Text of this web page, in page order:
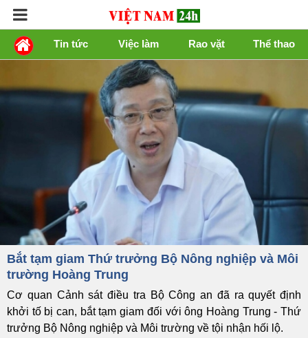
Tin tức Việc làm Rao vặt Thể thao
Bắt tạm giam Thứ trưởng Bộ Nông nghiệp và Môi
trường Hoàng Trung
Cơ quan Cảnh sát điều tra Bộ Công an đã ra quyết định
khởi tố bị can, bắt tạm giam đối với ông Hoàng Trung - Thứ
trưởng Bộ Nông nghiệp và Môi trường về tội nhận hối lộ.